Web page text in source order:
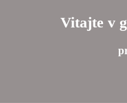
Vitajte v